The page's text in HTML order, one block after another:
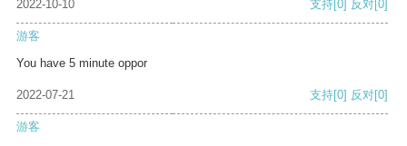
2022-10-10 支持[0] 反对[0]
游客
You have 5 minute oppor
2022-07-21 支持[0] 反对[0]
游客